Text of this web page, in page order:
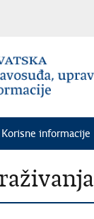
Korisne informacije